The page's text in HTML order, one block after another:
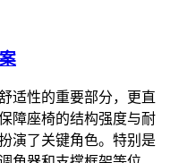
适性的重要部分，更直
障座椅的结构强度与耐
演了关键角色。特别是